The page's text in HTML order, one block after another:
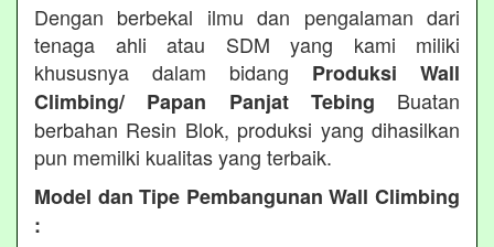
Dengan berbekal ilmu dan pengalaman dari
tenaga ahli atau SDM yang kami miliki
khususnya dalam bidang Produksi Wall
Climbing/ Papan Panjat Tebing Buatan
berbahan Resin Blok, produksi yang dihasilkan
pun memilki kualitas yang terbaik.
Model dan Tipe Pembangunan Wall Climbing
: